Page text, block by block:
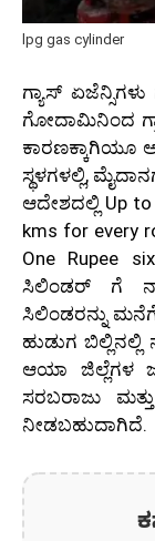
lpg gas cylinder
ಗ್ಯಾಸ್
ಗೋದಾಮಿನಿಂದ
ಕಾರಣಕ್ಕಾಗಿಯೂ
ಸ್ಥಳಗಳಲ್ಲಿ,
ಆದೇಶದಲ್ಲಿ Up to
kms for every
One Rupee
ಸಿಲಿಂಡರ್ ಗೆ
ಸಿಲಿಂಡರನ್ನು
ಹುಡುಗ
ಆಯಾ ಜಿಲ್ಲೆಗಳ
ಸರಬರಾಜು
ನೀಡಬಹುದಾಗಿದೆ.